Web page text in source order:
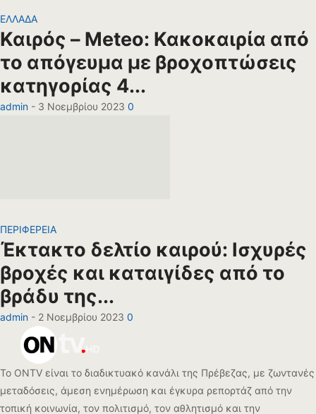
ΕΛΛΑΔΑ
Καιρός – Meteo: Κακοκαιρία από
το απόγευμα με βροχοπτώσεις
κατηγορίας 4...
admin - 3 Νοεμβρίου 2023 0
ΠΕΡΙΦΕΡΕΙΑ
Έκτακτο δελτίο καιρού: Ισχυρές
βροχές και καταιγίδες από το
βράδυ της...
admin - 2 Νοεμβρίου 2023 0
Το ONTV είναι το διαδικτυακό κανάλι της Πρέβεζας, με ζωντανές
μεταδόσεις, άμεση ενημέρωση και έγκυρα ρεπορτάζ από την
τοπική κοινωνία, τον πολιτισμό, τον αθλητισμό και την